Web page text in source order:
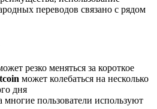
переводов связано с рядом
резко меняться за короткое
может колебаться на несколько
дня
многие пользователи используют